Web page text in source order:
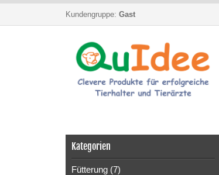
Kundengruppe: Gast
Kategorien
Fütterung (7)